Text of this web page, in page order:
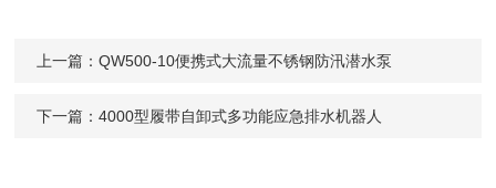
上一篇：QW500-10便携式大流量不锈钢防汛潜水泵
下一篇：4000型履带自卸式多功能应急排水机器人